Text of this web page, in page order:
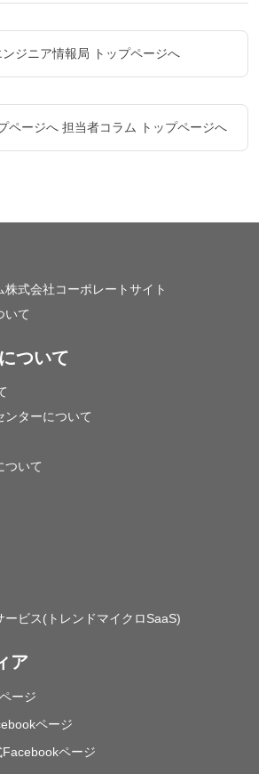
ジニア情報局 トップページへ
ページへ 担当者コラム トップページへ
式会社コーポレートサイト
いて
ついて
ンターについて
ついて
ービス(トレンドマイクロSaaS)
ア
ージ
ページ
ページ